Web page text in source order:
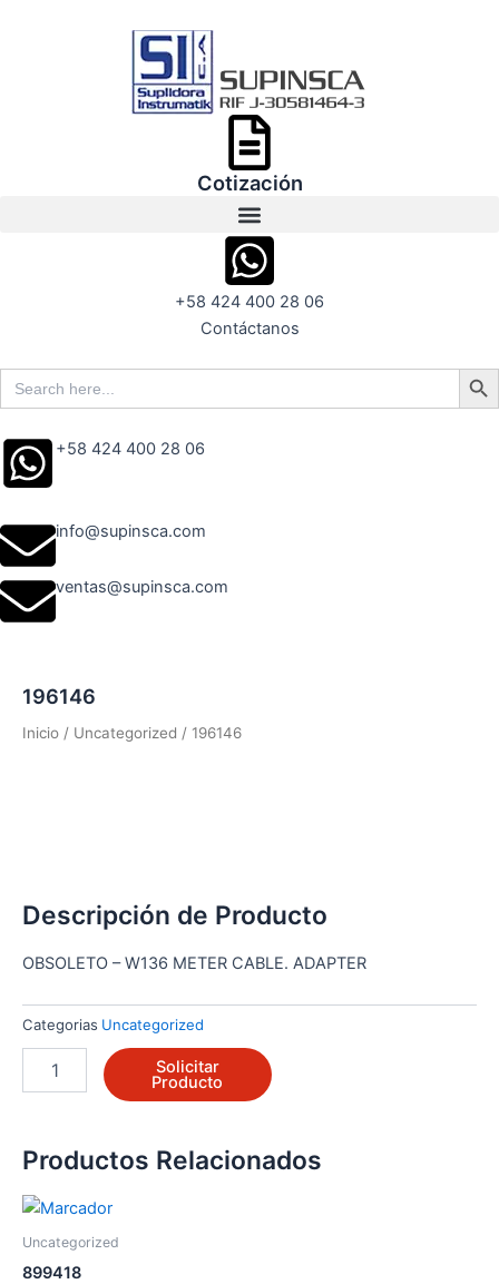
Cotización
+58 424 400 28 06
Contáctanos
Search
for:
Search
+58 424 400 28 06
info@supinsca.com
ventas@supinsca.com
196146
Inicio / Uncategorized / 196146
Descripción de Producto
OBSOLETO – W136 METER CABLE. ADAPTER
Categorias Uncategorized
cantidad
Solicitar
Producto
Productos Relacionados
Uncategorized
899418